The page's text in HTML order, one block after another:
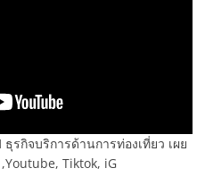
รกิจบริการด้านการท่องเที่ยว เผย
Tiktok, iG